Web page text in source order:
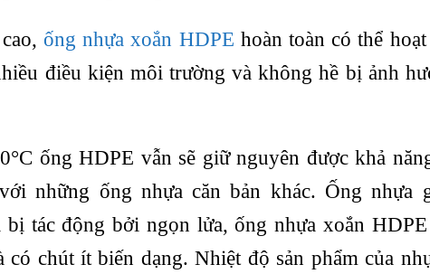
cao,ống nhựa xoắn HDPE hoàn toàn có thể
điều kiện môi trường và không hề bị ảnh
ống HDPE vẫn sẽ giữ nguyên được khả
những ống nhựa căn bản khác. Ống nhựa
tác động bởi ngọn lửa, ống nhựa xoắn
chút ít biến dạng. Nhiệt độ sản phẩm của